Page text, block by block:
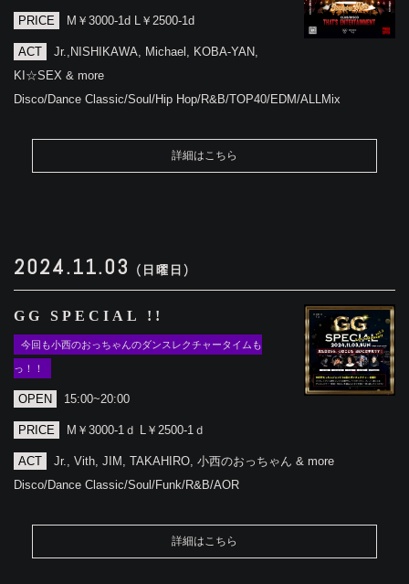
PRICE M￥3000-1d L￥2500-1d
ACT
Jr.,NISHIKAWA, Michael, KOBA-YAN,
KI☆SEX & more
Disco/Dance Classic/Soul/Hip Hop/R&B/TOP40/EDM/ALLMix
詳細はこちら
2024.11.03 (日曜日)
GG SPECIAL !!
今回も小西のおっちゃんのダンスレクチャータイムも
っ！！
OPEN 15:00~20:00
PRICE M￥3000-1ｄ L￥2500-1ｄ
ACT
Jr., Vith, JIM, TAKAHIRO, 小西のおっちゃん & more
Disco/Dance Classic/Soul/Funk/R&B/AOR
詳細はこちら